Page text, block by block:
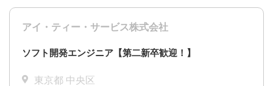
アイ・ティー・サービス株式会社
ソフト開発エンジニア【第二新卒歓迎！】
東京都 中央区